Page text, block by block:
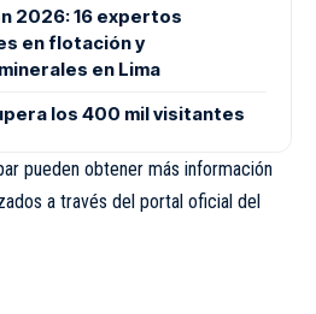
2026: 16 expertos
en flotación y
en Lima
los 400 mil visitantes
pueden obtener más información
a través del portal oficial del